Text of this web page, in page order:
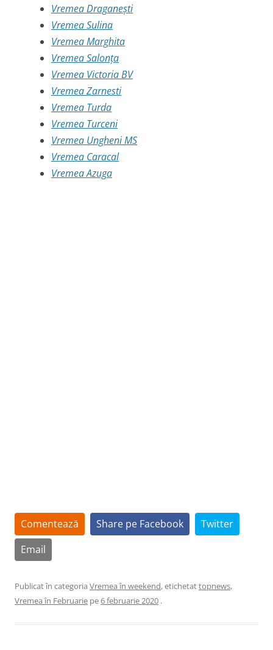
Vremea Draganești
Vremea Sulina
Vremea Marghita
Vremea Salonța
Vremea Victoria BV
Vremea Zarnesti
Vremea Turda
Vremea Turceni
Vremea Ungheni MS
Vremea Caracal
Vremea Azuga
Comentează Share pe Facebook
Twitter
Email
Publicat în categoria Vremea în weekend, etichetattopnews,
Vremea în Februarie pe6 februarie 2020 .